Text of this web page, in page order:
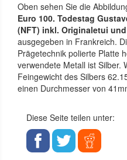
Oben sehen Sie die
Euro 100. Todestag
(NFT) inkl. Originaletui
ausgegeben in Frankreich.
Prägetechnik polierte Platte
verwendete Metall ist Silber.
Feingewicht des Silbers
einen Durchmesser von
Diese Seite teilen unter: